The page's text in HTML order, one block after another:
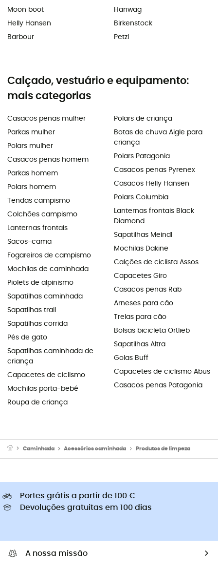
Moon boot
Helly Hansen
Barbour
Hanwag
Birkenstock
Petzl
Calçado, vestuário e equipamento:
mais categorias
Casacos penas mulher
Parkas mulher
Polars mulher
Casacos penas homem
Parkas homem
Polars homem
Tendas campismo
Colchões campismo
Lanternas frontais
Sacos-cama
Fogareiros de campismo
Mochilas de caminhada
Piolets de alpinismo
Sapatilhas caminhada
Sapatilhas trail
Sapatilhas corrida
Pés de gato
Sapatilhas caminhada de
criança
Capacetes de ciclismo
Mochilas porta-bebé
Roupa de criança
Polars de criança
Botas de chuva Aigle para
criança
Polars Patagonia
Casacos penas Pyrenex
Casacos Helly Hansen
Polars Columbia
Lanternas frontais Black
Diamond
Sapatilhas Meindl
Mochilas Dakine
Calções de ciclista Assos
Capacetes Giro
Casacos penas Rab
Arneses para cão
Trelas para cão
Bolsas bicicleta Ortlieb
Sapatilhas Altra
Golas Buff
Capacetes de ciclismo Abus
Casacos penas Patagonia
Caminhada Acessórios caminhada Produtos de limpeza
Portes grátis a partir de 100 €
Devoluções gratuitas em 100 dias
A nossa missão